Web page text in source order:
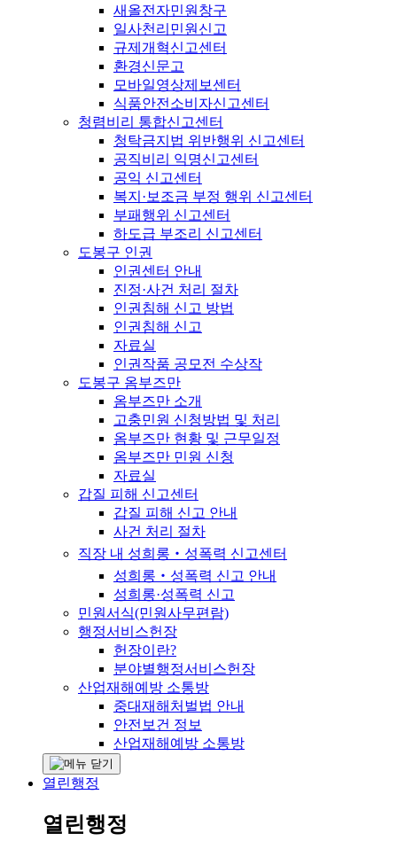
새올전자민원창구
일사천리민원신고
규제개혁신고센터
환경신문고
모바일영상제보센터
식품안전소비자신고센터
청렴비리 통합신고센터
청탁금지법 위반행위 신고센터
공직비리 익명신고센터
공익 신고센터
복지·보조금 부정 행위 신고센터
부패행위 신고센터
하도급 부조리 신고센터
도봉구 인권
인권센터 안내
진정·사건 처리 절차
인권침해 신고 방법
인권침해 신고
자료실
인권작품 공모전 수상작
도봉구 옴부즈만
옴부즈만 소개
고충민원 신청방법 및 처리
옴부즈만 현황 및 근무일정
옴부즈만 민원 신청
자료실
갑질 피해 신고센터
갑질 피해 신고 안내
사건 처리 절차
직장 내 성희롱‧성폭력 신고센터
성희롱‧성폭력 신고 안내
성희롱·성폭력 신고
민원서식(민원사무편람)
행정서비스헌장
헌장이란?
분야별행정서비스헌장
산업재해예방 소통방
중대재해처벌법 안내
안전보건 정보
산업재해예방 소통방
열린행정
열린행정